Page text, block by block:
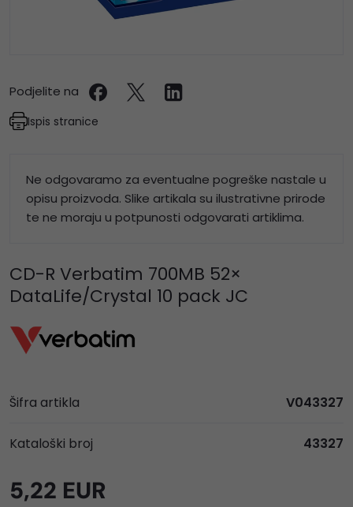
Podjelite na
Ispis stranice
Ne odgovaramo za eventualne pogreške nastale u
opisu proizvoda. Slike artikala su ilustrativne prirode
te ne moraju u potpunosti odgovarati artiklima.
CD-R Verbatim 700MB 52×
DataLife/Crystal 10 pack JC
Šifra artikla V043327
Kataloški broj 43327
5,22 EUR